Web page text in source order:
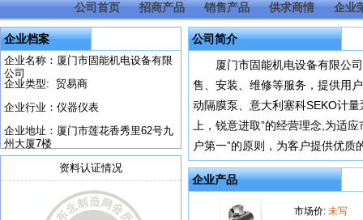
公司首页 招商产品 销售产品 供求商情 企业
企业档案
企业名称：厦门市固能机电设备有限
公司
企业类型: 贸易商
企业行业：仪器仪表
企业地址：厦门市莲花香秀里62号九
州大厦7楼
资料认证情况
公司简介
厦门市固能机电设备有限公
售、安装、维修等服务，提供用
动隔膜泵、意大利塞科SEKO计
上，锐意进取”的经营理念,为适
户第一”的原则，为客户提供优
企业产品
市场价: 未写